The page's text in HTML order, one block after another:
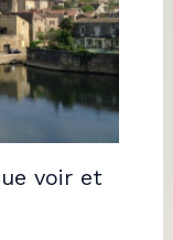
voir et